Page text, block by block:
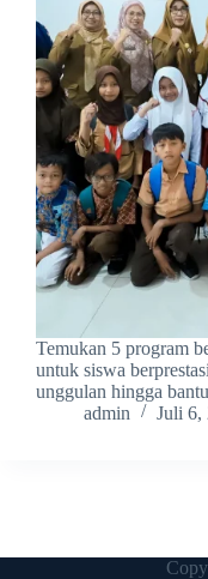
Temukan 5 program
untuk siswa
unggulan hingga
admin
Juli 6,